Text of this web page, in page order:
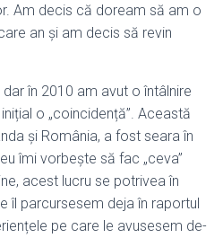
Am decis că doream să am o
an și am decis să revin
în 2010 am avut o întâlnire
o „coincidență”. Această
și România, a fost seara în
îmi vorbește să fac „ceva”
acest lucru se potrivea în
îl parcursesem deja în raportul
pe care le avusesem de-